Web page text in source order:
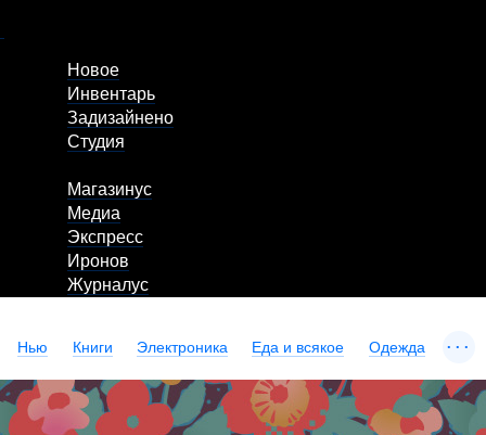
Новое
Инвентарь
Задизайнено
Студия
Магазинус
Медиа
Экспресс
Иронов
Журналус
Нью Книги Электроника Еда и всякое Одежда ...